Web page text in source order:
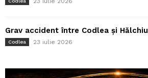
Grav accident între Codlea și Hălchiu
Codlea 23 iulie 2026